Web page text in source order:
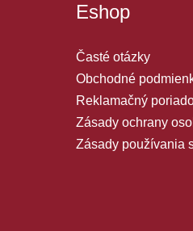
Eshop
Časté otázky
Obchodné
Reklamačný
Zásady ochrany
Zásady používania